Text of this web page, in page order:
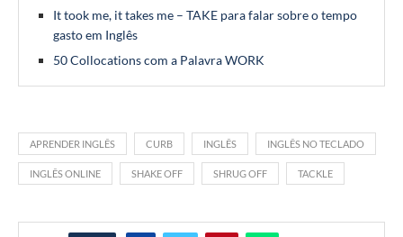
It took me, it takes me – TAKE para falar sobre o tempo
gasto em Inglês
50 Collocations com a Palavra WORK
APRENDER INGLÊS CURB INGLÊS INGLÊS NO TECLADO
INGLÊS ONLINE SHAKE OFF SHRUG OFF TACKLE